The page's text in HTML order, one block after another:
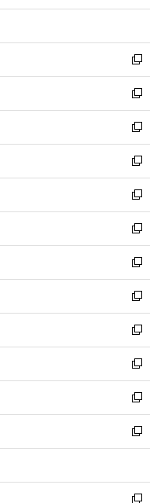
開
ウ
開
く
ン
ウ
で
開
く
ウ
ン
ド
ウ
で
開
く
新
し
い
ウ
ィ
ン
ド
ウ
で
開
く
新
し
い
ウ
ィ
ン
ド
ウ
で
開
く
新
し
い
ウ
ィ
ン
ド
ウ
で
開
く
新
し
い
ウ
ィ
ン
ド
ウ
で
開
く
新
し
い
ウ
ィ
ン
ド
ウ
で
開
く
新
し
い
ウ
ィ
ン
ド
ウ
で
開
く
新
し
い
ウ
ィ
ン
ド
ウ
で
開
く
新
し
い
ウ
ィ
ン
ド
ウ
で
開
新
し
い
ウ
ィ
ン
ド
ウ
開
く
新
し
い
ウ
ィ
ン
ウ
で
新
し
い
ウ
ン
ド
新
し
ウ